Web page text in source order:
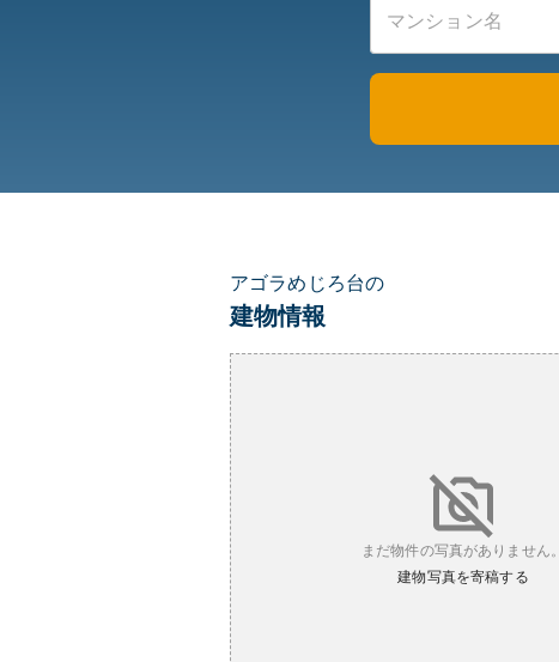
アゴラめじろ台の
建物情報
まだ物件の写真がありません。
建物写真を寄稿する